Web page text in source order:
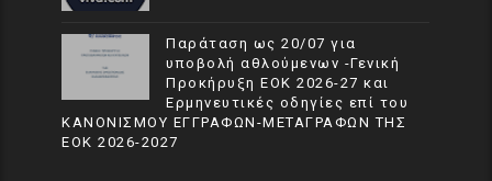
Παράταση ως 20/07 για
υποβολή αθλούμενων -Γενική
Προκήρυξη ΕΟΚ 2026-27 και
Ερμηνευτικές οδηγίες επί του
ΚΑΝΟΝΙΣΜΟΥ ΕΓΓΡΑΦΩΝ-ΜΕΤΑΓΡΑΦΩΝ ΤΗΣ
ΕΟΚ 2026-2027